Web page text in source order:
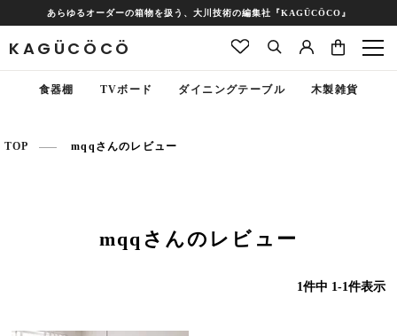
あらゆるオーダーの箱物を扱う、大川技術の編集社『KAGÜCÖCO』
KAGÜCÖCÖ
食器棚 TVボード ダイニングテーブル 木製雑貨
TOP mqqさんのレビュー
mqqさんのレビュー
1件中 1-1件表示